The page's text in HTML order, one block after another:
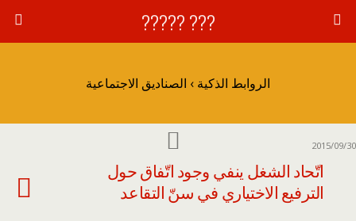
??? ?????
الروابط الذكية › الصناديق الاجتماعية
2015/09/30
اتّحاد الشغل ينفي وجود اتّفاق حول
الترفيع الاختياري في سنّ التقاعد